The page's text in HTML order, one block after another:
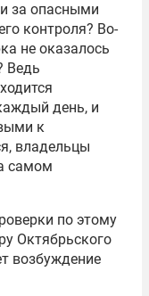
за опасными
контроля? Во-
не оказалось
Ведь
день, и
к
владельцы
самом
по этому
Октябрьского
возбуждение